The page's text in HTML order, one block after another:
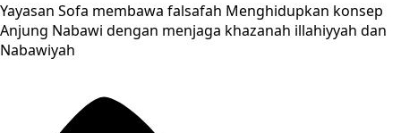
Yayasan Sofa membawa falsafah Menghidupkan konsep
Anjung Nabawi dengan menjaga khazanah illahiyyah dan
Nabawiyah